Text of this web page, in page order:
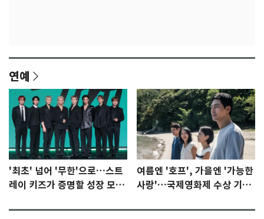
연예
'최초' 넘어 '무한'으로…스트
레이 키즈가 증명할 성장 모멘
여름엔 '호프', 가을엔 '가능한
사랑'…국제영화제 수상 기대